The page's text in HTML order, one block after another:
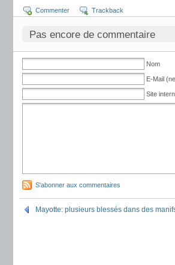
Commenter Trackback
Pas encore de commentaire
Nom
E-Mail
Site
S'abonner aux commentaires
Mayotte: plusieurs blessés dans des